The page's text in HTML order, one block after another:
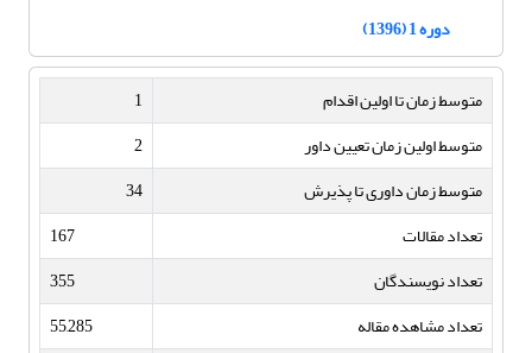
دوره 1 (1396)
متوسط زمان تا اولین اقدام
1
متوسط اولین زمان تعیین داور
2
متوسط زمان داوری تا پذیرش
34
تعداد مقالات
167
تعداد نویسندگان
355
تعداد مشاهده مقاله
55,285